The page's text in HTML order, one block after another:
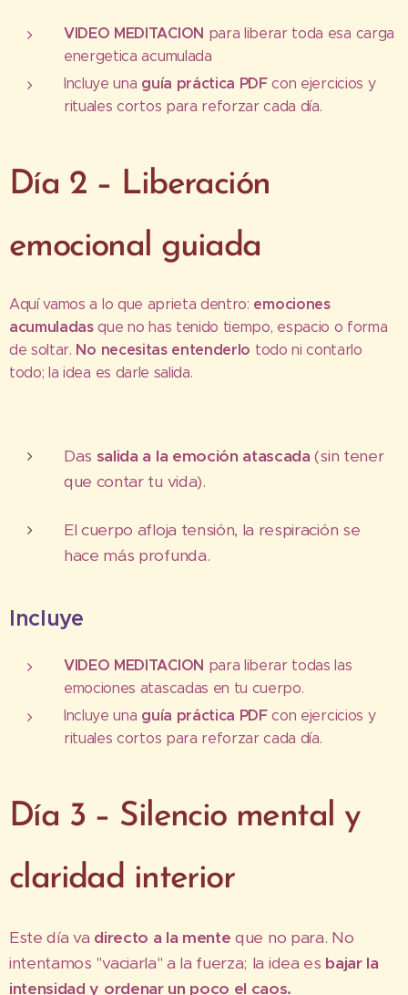
VIDEO MEDITACION para liberar toda esa carga
energetica acumulada
Incluye una guía práctica PDFcon ejercicios y
rituales cortos para reforzar cada día.
Día 2 – Liberación
emocional guiada
Aquí vamos a lo que aprieta dentro: emociones
acumuladasque no has tenido tiempo, espacio o forma
de soltar. No necesitas entenderlo todo ni contarlo
todo; la idea es darle salida.
Das salida a la emoción atascada(sin tener
que contar tu vida).
El cuerpo afloja tensión, la respiración se
hace más profunda.
Incluye
VIDEO MEDITACION para liberar todas las
emociones atascadas en tu cuerpo.
Incluye una guía práctica PDFcon ejercicios y
rituales cortos para reforzar cada día.
Día 3 – Silencio mental y
claridad interior
Este día va directo a la mente que no para. No
intentamos "vaciarla" a la fuerza; la idea es bajar la
intensidad y ordenar un poco el caos.